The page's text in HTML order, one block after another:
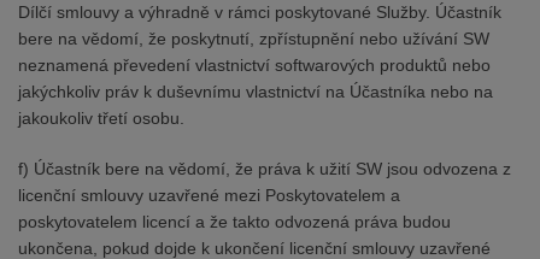
Dílčí smlouvy a výhradně v rámci poskytované Služby. Účastník
bere na vědomí, že poskytnutí, zpřístupnění nebo užívání SW
neznamená převedení vlastnictví softwarových produktů nebo
jakýchkoliv práv k duševnímu vlastnictví na Účastníka nebo na
jakoukoliv třetí osobu.
f) Účastník bere na vědomí, že práva k užití SW jsou odvozena z
licenční smlouvy uzavřené mezi Poskytovatelem a
poskytovatelem licencí a že takto odvozená práva budou
ukončena, pokud dojde k ukončení licenční smlouvy uzavřené